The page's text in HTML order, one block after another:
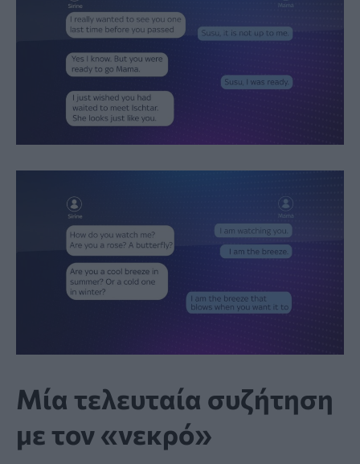
Μία τελευταία συζήτηση
με τον «νεκρό»